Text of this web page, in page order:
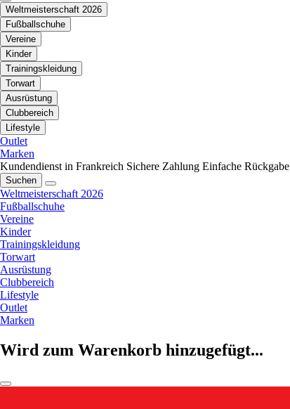
Weltmeisterschaft 2026
Fußballschuhe
Vereine
Kinder
Trainingskleidung
Torwart
Ausrüstung
Clubbereich
Lifestyle
Outlet
Marken
Kundendienst in Frankreich Sichere Zahlung Einfache Rückgabe
Suchen
Weltmeisterschaft 2026
Fußballschuhe
Vereine
Kinder
Trainingskleidung
Torwart
Ausrüstung
Clubbereich
Lifestyle
Outlet
Marken
Wird zum Warenkorb hinzugefügt...